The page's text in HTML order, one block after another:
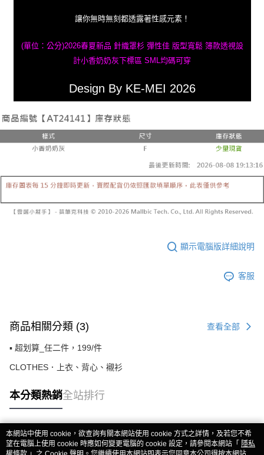
讓你無時無刻都透露著性感元素！
(單位：公分)2026春夏新品 針織罩杉 彈性佳 版型寬鬆 簿款透視設
計小香奶奶灰下標區 SML均碼可穿
Design By KE-MEI 2026
顯示電腦版詳細說明
客服
商品相關分類 (3) 查看全部
▪️ 超划算_任二件，199/件
CLOTHES．上衣、背心、襯衫
本分類熱銷全站排行
熱門標籤
本網站中使用 cookie，欲查詢有關本網站使用 cookie 方式之詳情，及若您不希
望在電腦上使用 cookie 時應如何變更電腦的 cookie 設定，請參閱本網站「 隱私